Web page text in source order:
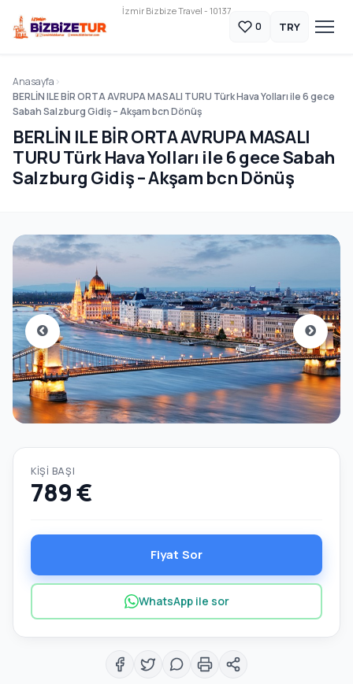
İzmir Bizbize Travel - 10137
0 TRY
Anasayfa
BERLİN ILE BİR ORTA AVRUPA MASALI TURU Türk Hava Yolları ile 6 gece
Sabah Salzburg Gidiş – Akşam bcn Dönüş
BERLİN ILE BİR ORTA AVRUPA MASALI
TURU Türk Hava Yolları ile 6 gece Sabah
Salzburg Gidiş – Akşam bcn Dönüş
KIŞI BAŞI
789 €
Fiyat Sor
WhatsApp ile sor